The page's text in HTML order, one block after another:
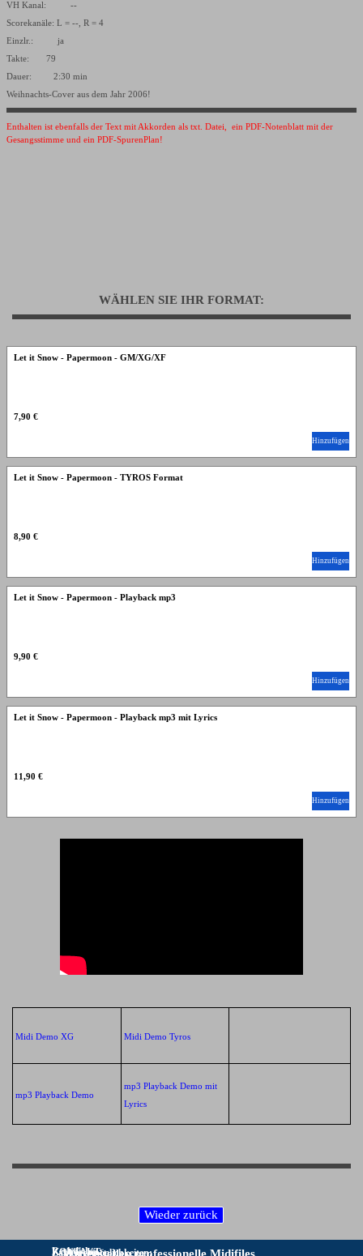
VH Kanal: --
Scorekanäle: L = --, R = 4
Einzlr.: ja
Takte: 79
Dauer: 2:30 min
Weihnachts-Cover aus dem Jahr 2006!
Enthalten ist ebenfalls der Text mit Akkorden als txt. Datei, ein PDF-Notenblatt mit der
Gesangsstimme und ein PDF-SpurenPlan!
WÄHLEN SIE IHR FORMAT:
Let it Snow - Papermoon - GM/XG/XF
7,90 €
Hinzufügen
Let it Snow - Papermoon - TYROS Format
8,90 €
Hinzufügen
Let it Snow - Papermoon - Playback mp3
9,90 €
Hinzufügen
Let it Snow - Papermoon - Playback mp3 mit Lyrics
11,90 €
Hinzufügen
Midi Demo XG Midi Demo Tyros
mp3 Playback Demo
mp3 Playback Demo mit
Lyrics
Rechtliches:
KONTAKT:
Zahlungsmöglichkeiten: